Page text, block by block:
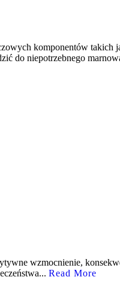
komponentów takich
do niepotrzebnego
wzmocnienie,
Read More